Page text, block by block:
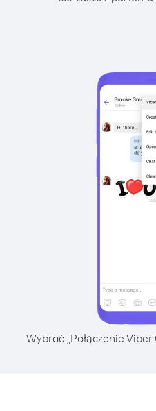
Wybrać „Połączenie